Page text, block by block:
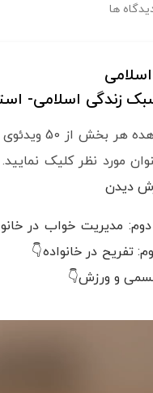
ها
زندگی اسلامی-
برای مشاهده هر
مورد نظر کلیک
دیدن
مدیریت خواب در
تفریح در خانواده👇
و ورزش👇